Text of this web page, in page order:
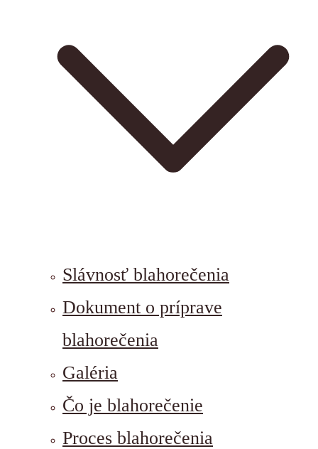
Slávnosť blahorečenia
Dokument o príprave
blahorečenia
Galéria
Čo je blahorečenie
Proces blahorečenia